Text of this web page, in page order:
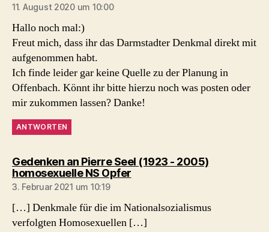
11. August 2020 um 10:00
Hallo noch mal:)
Freut mich, dass ihr das Darmstadter Denkmal direkt mit
aufgenommen habt.
Ich finde leider gar keine Quelle zu der Planung in
Offenbach. Könnt ihr bitte hierzu noch was posten oder
mir zukommen lassen? Danke!
ANTWORTEN
Gedenken an Pierre Seel (1923 - 2005)
homosexuelle NS Opfersagt:
3. Februar 2021 um 10:19
[…] Denkmale für die im Nationalsozialismus
verfolgten Homosexuellen […]